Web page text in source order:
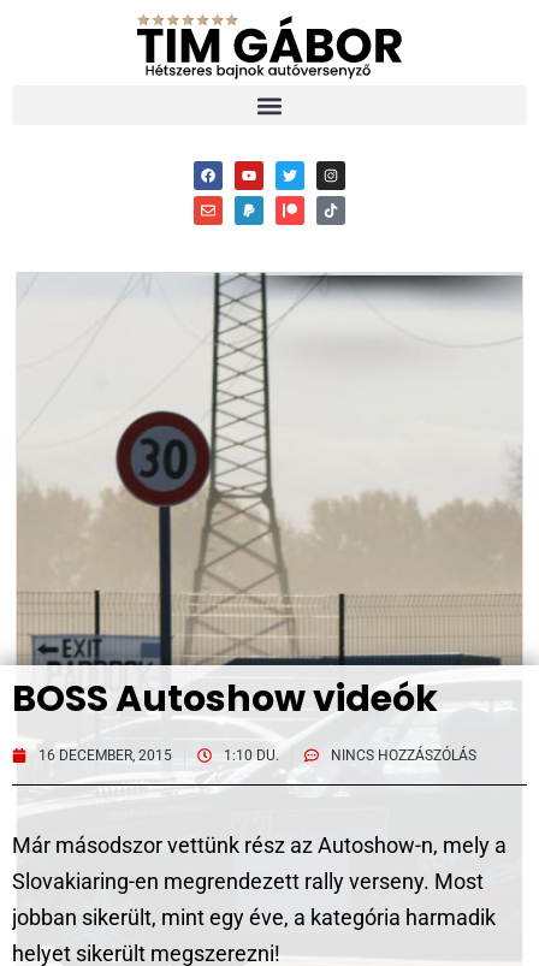
BOSS Autoshow videók
16 DECEMBER, 2015 1:10 DU. NINCS HOZZÁSZÓLÁS
Már másodszor vettünk rész az Autoshow-n, mely a
Slovakiaring-en megrendezett rally verseny. Most
jobban sikerült, mint egy éve, a kategória harmadik
helyet sikerült megszerezni!